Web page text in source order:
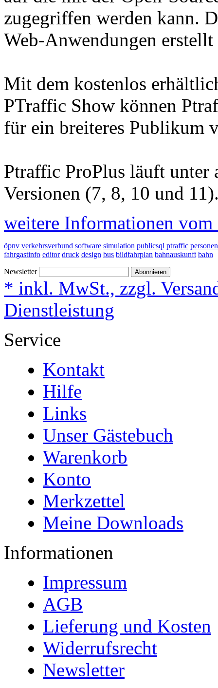
zugegriffen werden kann.
Web-Anwendungen erstellt
Mit dem kostenlos
PTraffic Show können
für ein breiteres Publikum
Ptraffic ProPlus läuft
Versionen (7, 8, 10 und
weitere Informationen
öpnv verkehrsverbund software simulation publicsql ptraffic
fahrgastinfo editor druck design bus bildfahrplan bahnauskunft bahn
Newsletter Abonnieren
* inkl. MwSt., zzgl.
Dienstleistung
Service
Kontakt
Hilfe
Links
Unser Gästebuch
Warenkorb
Konto
Merkzettel
Meine Downloads
Informationen
Impressum
AGB
Lieferung und Kosten
Widerrufsrecht
Newsletter